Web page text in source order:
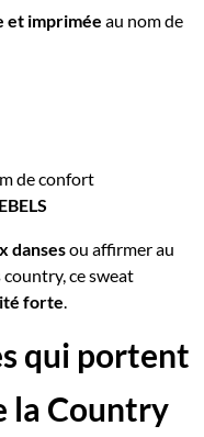
et imprimée au nom de
de confort
dansesou affirmer au
ce sweat
forte.
qui portent
la Country